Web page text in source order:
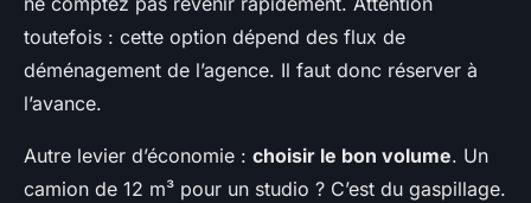
toutefois : cette option dépend des flux de
déménagement de l’agence. Il faut donc réserver à
l’avance.
Autre levier d’économie : choisir le bon volume. Un
camion de 12 m³ pour un studio ? C’est du gaspillage.